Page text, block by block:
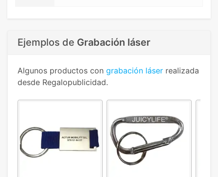
Ejemplos de Grabación láser
Algunos productos con grabación láser realizada
desde Regalopublicidad.